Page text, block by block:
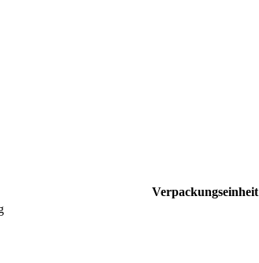
Verpackungseinheit